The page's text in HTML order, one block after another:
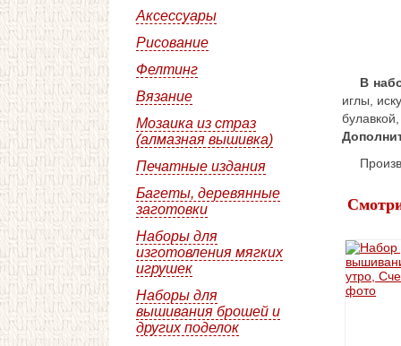
Аксессуары
Рисование
Фелтинг
Вязание
Мозаика из страз
(алмазная вышивка)
Печатные издания
Багеты, деревянные
заготовки
Наборы для
изготовления мягких
игрушек
Наборы для
вышивания брошей и
других поделок
В
иглы,